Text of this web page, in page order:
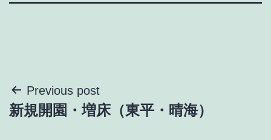
投
稿
Previous post
新規開園・増床（東平・晴海）